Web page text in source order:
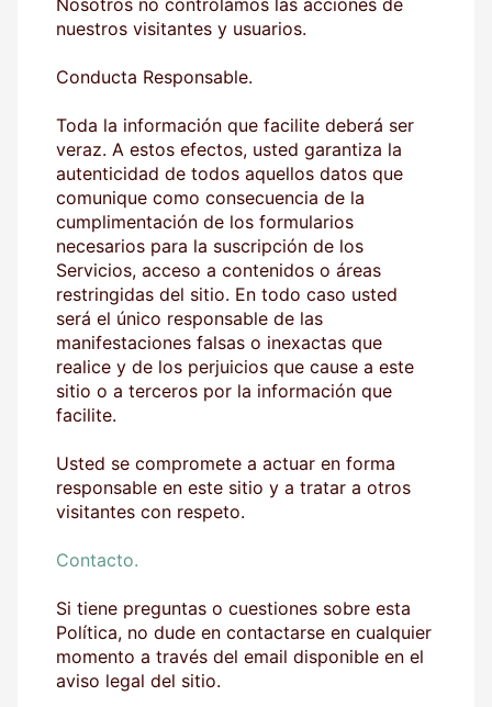
nuestros visitantes y usuarios.
Conducta Responsable.
Toda la información que facilite deberá ser
veraz. A estos efectos, usted garantiza la
autenticidad de todos aquellos datos que
comunique como consecuencia de la
cumplimentación de los formularios
necesarios para la suscripción de los
Servicios, acceso a contenidos o áreas
restringidas del sitio. En todo caso usted
será el único responsable de las
manifestaciones falsas o inexactas que
realice y de los perjuicios que cause a este
sitio o a terceros por la información que
facilite.
Usted se compromete a actuar en forma
responsable en este sitio y a tratar a otros
visitantes con respeto.
Contacto.
Si tiene preguntas o cuestiones sobre esta
Política, no dude en contactarse en cualquier
momento a través del email disponible en el
aviso legal del sitio.